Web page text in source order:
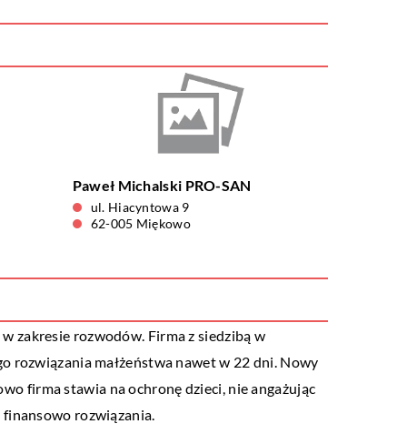
Paweł Michalski PRO-SAN
ul. Hiacyntowa 9
62-005 Miękowo
zakresie rozwodów. Firma z siedzibą w
rozwiązania małżeństwa nawet w 22 dni. Nowy
firma stawia na ochronę dzieci, nie angażując
rozwiązania.